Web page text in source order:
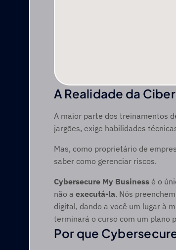
A Realidade da
A maior parte dos treinamentos
jargões, exige habilidades
Mas, como proprietário de
saber como gerenciar riscos.
Cybersecure My Business é o
não a executá-la. Nós
digital, dando a você um lugar à
terminará o curso com um plano
Por que